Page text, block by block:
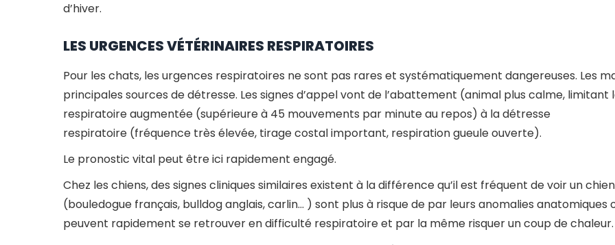
d’hiver.
LES URGENCES VÉTÉRINAIRES RESPIRATOIRES
Pour les chats, les urgences respiratoires ne sont pas rares et systématiquement dangereuses. Les
principales sources de détresse. Les signes d’appel vont de l’abattement (animal plus calme,
respiratoire augmentée (supérieure à 45 mouvements par minute au repos) à la détresse
respiratoire (fréquence très élevée, tirage costal important, respiration gueule ouverte).
Le pronostic vital peut être ici rapidement engagé.
Chez les chiens, des signes cliniques similaires existent à la différence qu’il est fréquent de voir un
(bouledogue français, bulldog anglais, carlin… ) sont plus à risque de par leurs anomalies anatomiques
peuvent rapidement se retrouver en difficulté respiratoire et par la même risquer un coup de chaleur.